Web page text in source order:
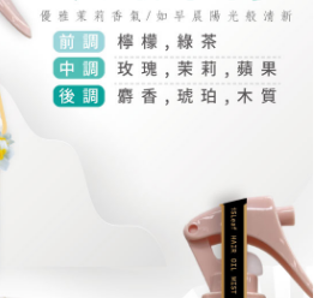
若仍有額度不足之情形，本公司將視審查結果
用他人資訊註冊。若發現惡意使用之情形，
停止該用戶之使用額度並採取法律行動。